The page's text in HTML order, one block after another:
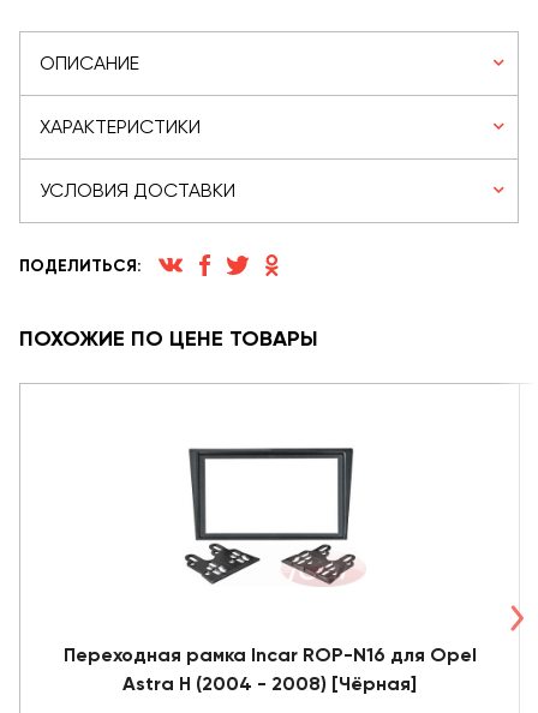
ОПИСАНИЕ
ХАРАКТЕРИСТИКИ
УСЛОВИЯ ДОСТАВКИ
ПОДЕЛИТЬСЯ:
ПОХОЖИЕ ПО ЦЕНЕ ТОВАРЫ
Переходная рамка Incar ROP-N16 для Opel
Astra H (2004 - 2008) [Чёрная]